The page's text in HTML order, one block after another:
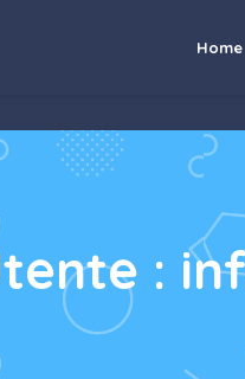
Home
: